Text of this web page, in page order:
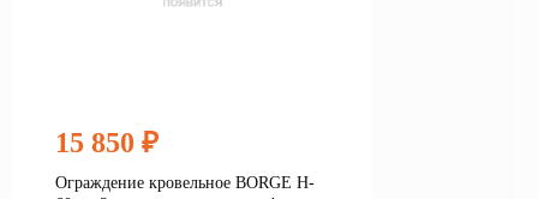
15 850 ₽
Ограждение кровельное BORGE H-